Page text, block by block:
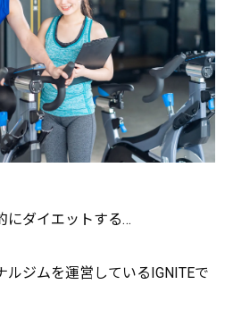
にダイエットする…
ルジムを運営しているIGNITEで